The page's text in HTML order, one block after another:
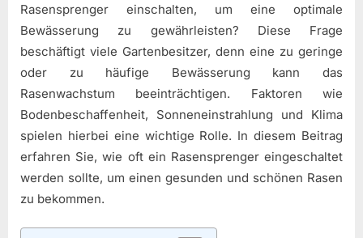
Rasensprenger einschalten, um eine optimale
Bewässerung zu gewährleisten? Diese Frage
beschäftigt viele Gartenbesitzer, denn eine zu geringe
oder zu häufige Bewässerung kann das
Rasenwachstum beeinträchtigen. Faktoren wie
Bodenbeschaffenheit, Sonneneinstrahlung und Klima
spielen hierbei eine wichtige Rolle. In diesem Beitrag
erfahren Sie, wie oft ein Rasensprenger eingeschaltet
werden sollte, um einen gesunden und schönen Rasen
zu bekommen.